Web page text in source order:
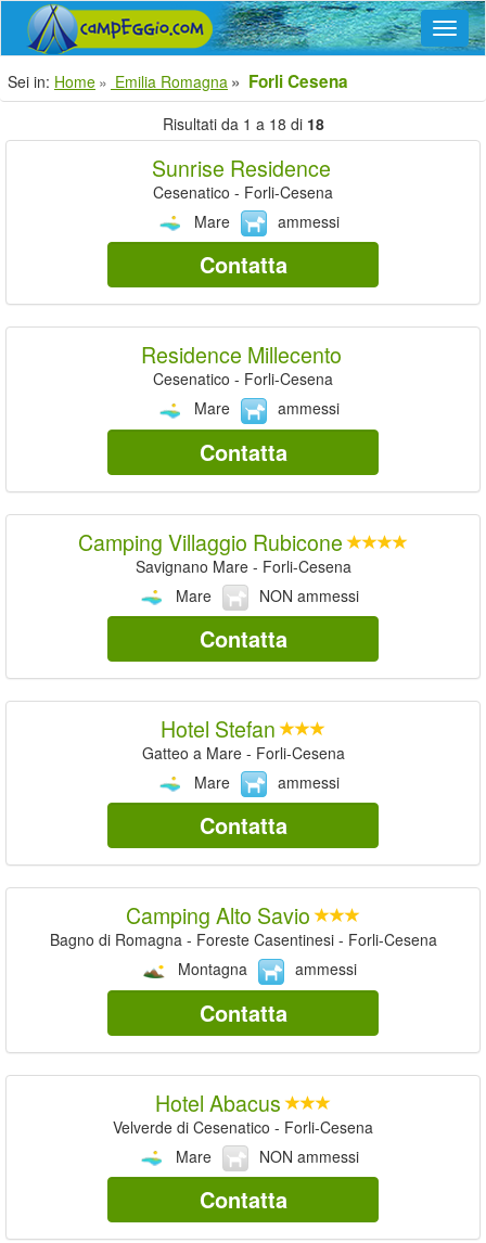
Sei in: Home Emilia Romagna Forli Cesena
Risultati da 1 a 18 di 18
Sunrise Residence
Cesenatico - Forli-Cesena
Mare
ammessi
Contatta
Residence Millecento
Cesenatico - Forli-Cesena
Mare
ammessi
Contatta
Camping Villaggio Rubicone
Savignano Mare - Forli-Cesena
Mare
NON ammessi
Contatta
Hotel Stefan
Gatteo a Mare - Forli-Cesena
Mare
ammessi
Contatta
Camping Alto Savio
Bagno di Romagna - Foreste Casentinesi - Forli-Cesena
Montagna
ammessi
Contatta
Hotel Abacus
Velverde di Cesenatico - Forli-Cesena
Mare
NON ammessi
Contatta